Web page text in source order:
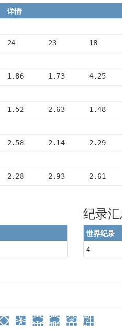
详情
24        23        18
1.86      1.73      4.25
1.52      2.63      1.48
2.58      2.14      2.29
2.28      2.93      2.61
纪录
世界纪录
4